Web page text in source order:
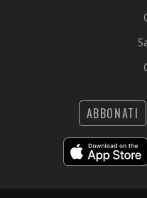
ABBONATI